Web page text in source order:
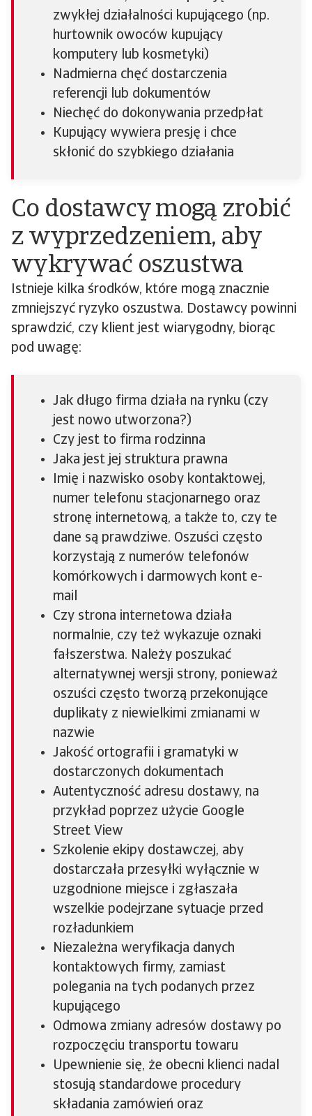
zwykłej działalności kupującego (np.
hurtownik owoców kupujący
komputery lub kosmetyki)
Nadmierna chęć dostarczenia
referencji lub dokumentów
Niechęć do dokonywania przedpłat
Kupujący wywiera presję i chce
skłonić do szybkiego działania
Co dostawcy mogą zrobić
z wyprzedzeniem, aby
wykrywać oszustwa
Istnieje kilka środków, które mogą znacznie
zmniejszyć ryzyko oszustwa. Dostawcy powinni
sprawdzić, czy klient jest wiarygodny, biorąc
pod uwagę:
Jak długo firma działa na rynku (czy
jest nowo utworzona?)
Czy jest to firma rodzinna
Jaka jest jej struktura prawna
Imię i nazwisko osoby kontaktowej,
numer telefonu stacjonarnego oraz
stronę internetową, a także to, czy te
dane są prawdziwe. Oszuści często
korzystają z numerów telefonów
komórkowych i darmowych kont e-
mail
Czy strona internetowa działa
normalnie, czy też wykazuje oznaki
fałszerstwa. Należy poszukać
alternatywnej wersji strony, ponieważ
oszuści często tworzą przekonujące
duplikaty z niewielkimi zmianami w
nazwie
Jakość ortografii i gramatyki w
dostarczonych dokumentach
Autentyczność adresu dostawy, na
przykład poprzez użycie Google
Street View
Szkolenie ekipy dostawczej, aby
dostarczała przesyłki wyłącznie w
uzgodnione miejsce i zgłaszała
wszelkie podejrzane sytuacje przed
rozładunkiem
Niezależna weryfikacja danych
kontaktowych firmy, zamiast
polegania na tych podanych przez
kupującego
Odmowa zmiany adresów dostawy po
rozpoczęciu transportu towaru
Upewnienie się, że obecni klienci nadal
stosują standardowe procedury
składania zamówień oraz